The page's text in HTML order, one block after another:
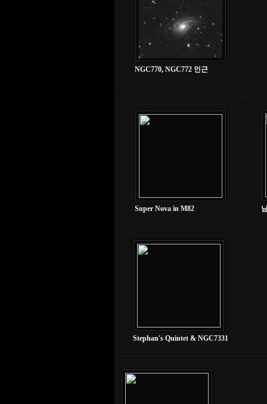
NGC770, NGC772 인근
Super Nova in M82
Stephan's Quintet & NGC7331